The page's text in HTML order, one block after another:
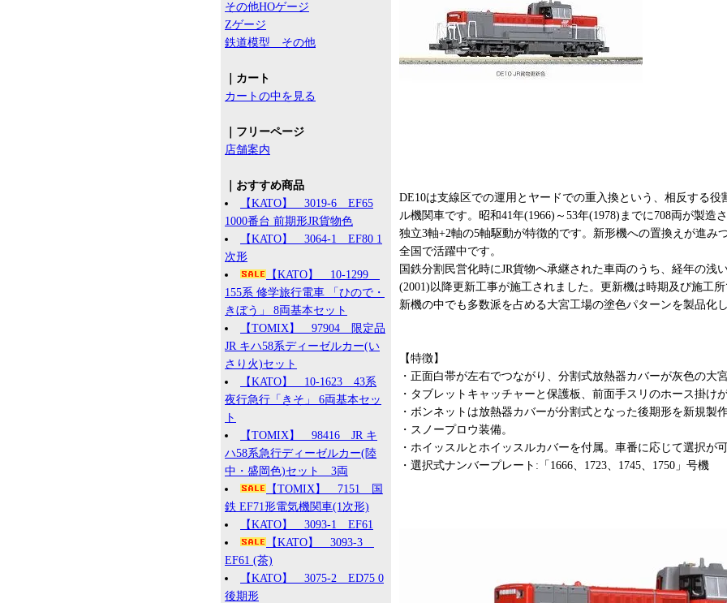
その他HOゲージ
Zゲージ
鉄道模型 その他
｜カート
カートの中を見る
｜フリーページ
店舗案内
｜おすすめ商品
【KATO】 3019-6 EF65
1000番台 前期形JR貨物色
【KATO】 3064-1 EF80 1
次形
【KATO】 10-1299
155系 修学旅行電車 「ひので・
きぼう」 8両基本セット
【TOMIX】 97904 限定品
JR キハ58系ディーゼルカー(い
さり火)セット
【KATO】 10-1623 43系
夜行急行「きそ」 6両基本セッ
ト
【TOMIX】 98416 JR キ
ハ58系急行ディーゼルカー(陸
中・盛岡色)セット 3両
【TOMIX】 7151 国
鉄 EF71形電気機関車(1次形)
【KATO】 3093-1 EF61
【KATO】 3093-3
EF61 (茶)
【KATO】 3075-2 ED75 0
後期形
DE10は支線区での運用とヤードでの重入換という、相反する
ル機関車です。昭和41年(1966)～53年(1978)までに708両が製造
独立3軸+2軸の5軸駆動が特徴的です。新形機への置換えが進み
全国で活躍中です。
国鉄分割民営化時にJR貨物へ承継された車両のうち、経年の浅
(2001)以降更新工事が施工されました。更新機は時期及び施工
新機の中でも多数派を占める大宮工場の塗色パターンを製品化
【特徴】
・正面白帯が左右でつながり、分割式放熱器カバーが灰色の大
・タブレットキャッチャーと保護板、前面手スリのホース掛け
・ボンネットは放熱器カバーが分割式となった後期形を新規製
・スノープロウ装備。
・ホイッスルとホイッスルカバーを付属。車番に応じて選択が
・選択式ナンバープレート:「1666、1723、1745、1750」号機